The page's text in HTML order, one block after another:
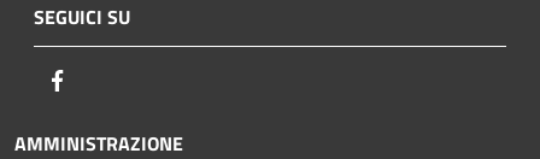
SEGUICI SU
AMMINISTRAZIONE